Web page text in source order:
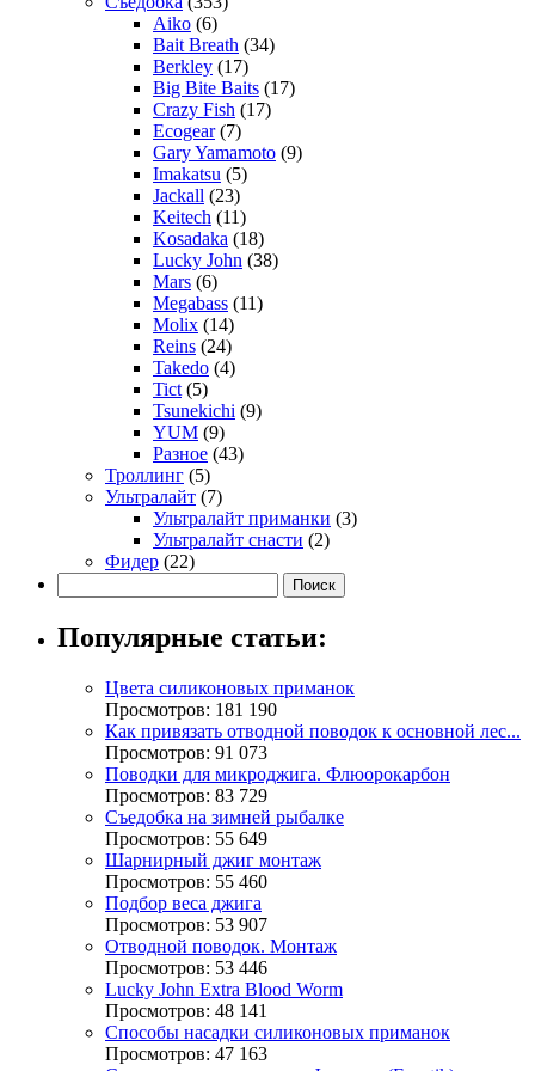
Aiko (6)
Bait Breath (34)
Berkley (17)
Big Bite Baits (17)
Crazy Fish (17)
Ecogear(7)
Gary Yamamoto (9)
Imakatsu (5)
Jackall (23)
Keitech (11)
Kosadaka (18)
Lucky John (38)
Mars (6)
Megabass (11)
Molix (14)
Reins (24)
Takedo (4)
Tict (5)
Tsunekichi (9)
YUM (9)
Разное (43)
Троллинг (5)
Ультралайт (7)
Ультралайт приманки (3)
Ультралайт снасти (2)
Фидер (22)
Популярные статьи:
Цвета силиконовых приманок
Просмотров: 181 190
Как привязать отводной поводок к основной лес...
Просмотров: 91 073
Поводки для микроджига. Флюорокарбон
Просмотров: 83 729
Съедобка на зимней рыбалке
Просмотров: 55 649
Шарнирный джиг монтаж
Просмотров: 55 460
Подбор веса джига
Просмотров: 53 907
Отводной поводок. Монтаж
Просмотров: 53 446
Lucky John Extra Blood Worm
Просмотров: 48 141
Способы насадки силиконовых приманок
Просмотров: 47 163